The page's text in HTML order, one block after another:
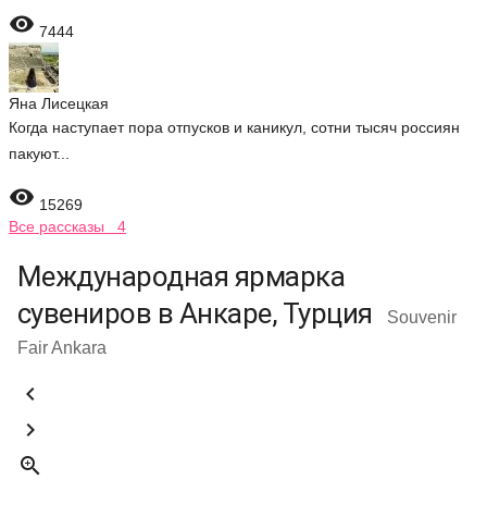
 7444
Яна Лисецкая
Когда наступает пора отпусков и каникул, сотни тысяч россиян
пакуют...
 15269
Все рассказы 4
Международная ярмарка
сувениров в Анкаре, Турция
Souvenir
Fair Ankara


